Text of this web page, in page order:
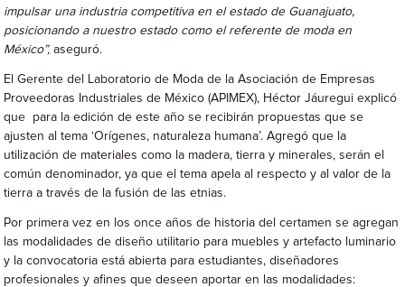
impulsar una industria competitiva en el estado de Guanajuato,
posicionando a nuestro estado como el referente de moda en
México”, aseguró.
El Gerente del Laboratorio de Moda de la Asociación de Empresas
Proveedoras Industriales de México (APIMEX), Héctor Jáuregui explicó
que para la edición de este año se recibirán propuestas que se
ajusten al tema ‘Orígenes, naturaleza humana’. Agregó que la
utilización de materiales como la madera, tierra y minerales, serán el
común denominador, ya que el tema apela al respecto y al valor de la
tierra a través de la fusión de las etnias.
Por primera vez en los once años de historia del certamen se agregan
las modalidades de diseño utilitario para muebles y artefacto luminario
y la convocatoria está abierta para estudiantes, diseñadores
profesionales y afines que deseen aportar en las modalidades: